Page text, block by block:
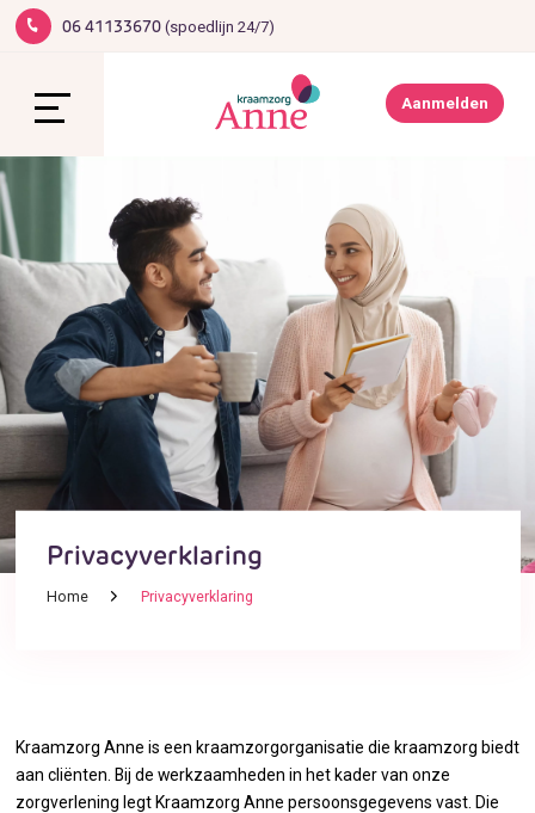
06 41133670 (spoedlijn 24/7)
Aanmelden
Privacyverklaring
Home Privacyverklaring
Kraamzorg Anne is een kraamzorgorganisatie die kraamzorg biedt
aan cliënten. Bij de werkzaamheden in het kader van onze
zorgverlening legt Kraamzorg Anne persoonsgegevens vast. Die